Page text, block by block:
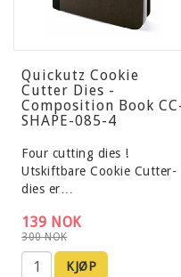
Quickutz Cookie
Cutter Dies -
Composition Book
SHAPE-085-4
Four cutting dies !
Utskiftbare Cookie Cutter-
dies er…
300 NOK
139 NOK
KJØP